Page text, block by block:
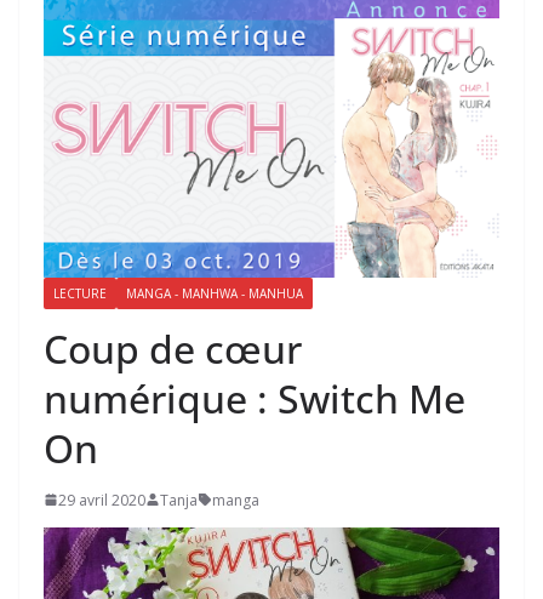
LECTURE MANGA - MANHWA - MANHUA
Coup de cœur
numérique : Switch Me
On
29 avril 2020 Tanja manga